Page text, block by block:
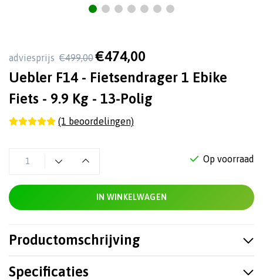
adviesprijs €499,00 €474,00
Uebler F14 - Fietsendrager 1 Ebike
Fiets - 9.9 Kg - 13-Polig
(1 beoordelingen)
Op voorraad
IN WINKELWAGEN
Productomschrijving
Specificaties